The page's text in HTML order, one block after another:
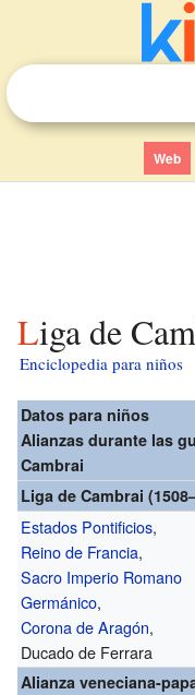
Web
Liga de
Enciclopedia para niños
Datos para niños
Alianzas durante las
Cambrai
Liga de Cambrai
Estados Pontificios,
Reino de Francia,
Sacro Imperio Romano
Germánico,
Corona de Aragón,
Ducado de Ferrara
Alianza veneciana-